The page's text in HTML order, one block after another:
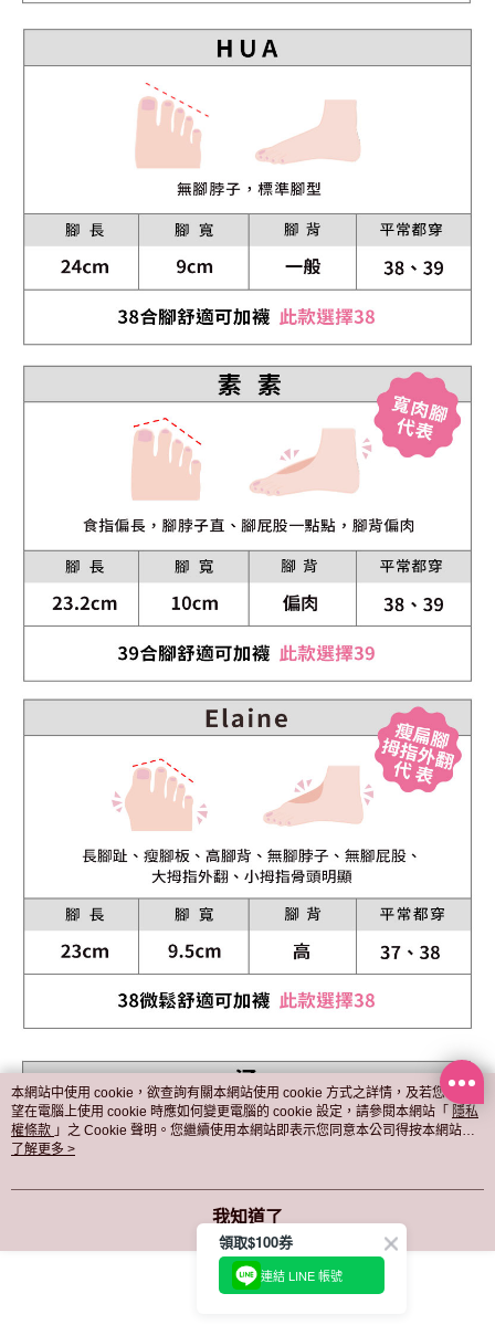
本網站中使用 cookie，欲查詢有關本網站使用 cookie 方式之詳情，及若您不希
望在電腦上使用 cookie 時應如何變更電腦的 cookie 設定，請參閱本網站「 隱私
權條款 」之 Cookie 聲明。您繼續使用本網站即表示您同意本公司得按本網站使
用條款之 Cookie 聲明使用 cookie。
了解更多 >
我知道了
領取$100券
連結 LINE 帳號